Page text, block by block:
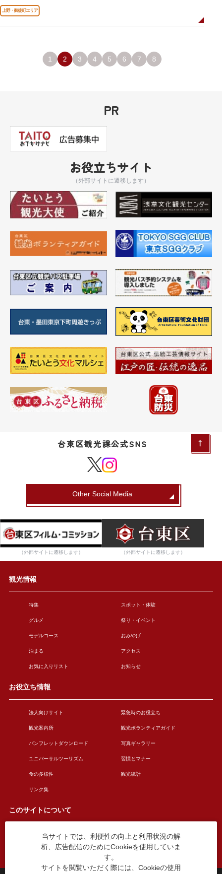
たが、後に橋が架けられました。
上野・御徒町エリア
1 2 3 4 5 6 7 8
PR
お役立ちサイト
（外部サイトに遷移します）
台東区観光課公式SNS
Other Social Media
（外部サイトに遷移します） （外部サイトに遷移します）
観光情報
特集 スポット・体験
グルメ 祭り・イベント
モデルコース おみやげ
泊まる アクセス
お気に入りリスト お知らせ
お役立ち情報
法人向けサイト 緊急時のお役立ち
観光案内所 観光ボランティアガイド
パンフレットダウンロード 写真ギャラリー
ユニバーサルツーリズム 習慣とマナー
食の多様性 観光統計
リンク集
このサイトについて
このサイトについて 広告掲載について
お問い合わせ
当サイトでは、利便性の向上と利用状況の解
析、広告配信のためにCookieを使用していま
す。
サイトを閲覧いただく際には、Cookieの使用